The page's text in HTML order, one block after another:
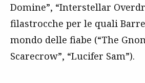
Domine”, “Interstellar
filastrocche per le quali
mondo delle fiabe (“The
Scarecrow”, “Lucifer Sam”).